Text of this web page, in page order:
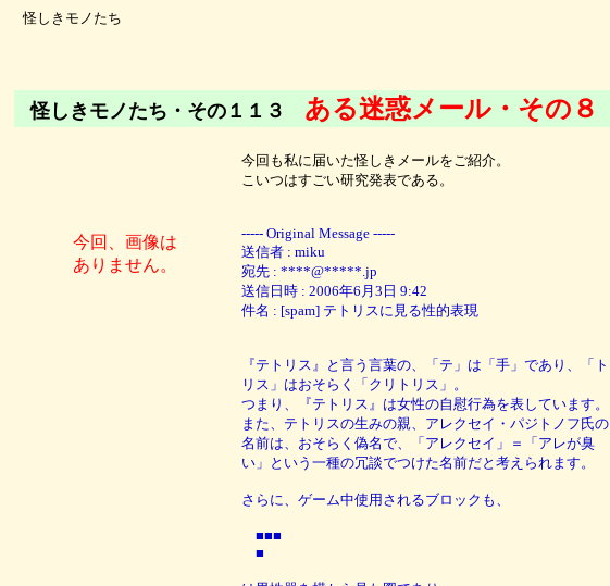
怪しきモノたち
怪しきモノたち・その１１３ ある迷惑メール・その８
今回、画像は
ありません。
今回も私に届いた怪しきメールをご紹介。
こいつはすごい研究発表である。
----- Original Message -----
送信者 : miku
宛先 : ****@*****.jp
送信日時 : 2006年6月3日 9:42
件名 : [spam] テトリスに見る性的表現
『テトリス』と言う言葉の、「テ」は「手」であり、「ト
リス」はおそらく「クリトリス」。
つまり、『テトリス』は女性の自慰行為を表しています。
また、テトリスの生みの親、アレクセイ・パジトノフ氏の
名前は、おそらく偽名で、「アレクセイ」＝「アレが臭
い」という一種の冗談でつけた名前だと考えられます。
さらに、ゲーム中使用されるブロックも、
■■■
■